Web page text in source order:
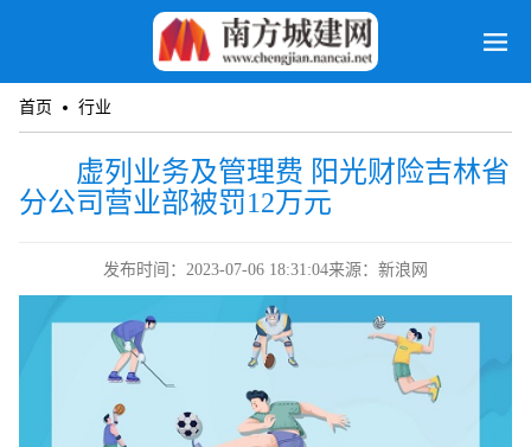
首页 行业
虚列业务及管理费 阳光财险吉林省
分公司营业部被罚12万元
发布时间：2023-07-06 18:31:04来源：新浪网